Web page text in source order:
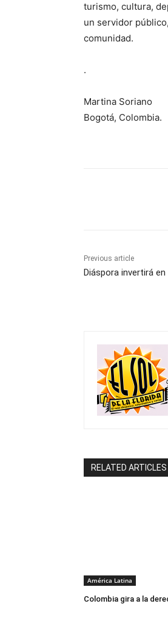
turismo, cultura,
un servidor
comunidad.
.
Martina Soriano
Bogotá, Colombia.
Previous article
Diáspora invertirá
RELATED ARTICLES
América Latina
Colombia gira a la